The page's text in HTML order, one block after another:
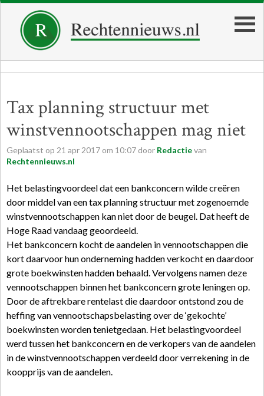
Tax planning structuur met
winstvennootschappen mag niet
Geplaatst op 21 apr 2017 om 10:07 door Redactievan
Rechtennieuws.nl
Het belastingvoordeel dat een bankconcern wilde creëren
door middel van een tax planning structuur met zogenoemde
winstvennootschappen kan niet door de beugel. Dat heeft de
Hoge Raad vandaag geoordeeld.
Het bankconcern kocht de aandelen in vennootschappen die
kort daarvoor hun onderneming hadden verkocht en daardoor
grote boekwinsten hadden behaald. Vervolgens namen deze
vennootschappen binnen het bankconcern grote leningen op.
Door de aftrekbare rentelast die daardoor ontstond zou de
heffing van vennootschapsbelasting over de ‘gekochte’
boekwinsten worden tenietgedaan. Het belastingvoordeel
werd tussen het bankconcern en de verkopers van de aandelen
in de winstvennootschappen verdeeld door verrekening in de
koopprijs van de aandelen.